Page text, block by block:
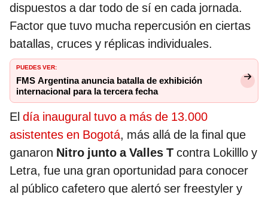
dispuestos a dar todo de sí en cada jornada.
Factor que tuvo mucha repercusión en ciertas
batallas, cruces y réplicas individuales.
PUEDES VER:
FMS Argentina anuncia batalla de exhibición
internacional para la tercera fecha
El día inaugural tuvo a más de 13.000
asistentes en Bogotá, más allá de la final que
ganaron Nitro junto a Valles T contra Lokilllo y
Letra, fue una gran oportunidad para conocer
al público cafetero que alertó ser freestyler y